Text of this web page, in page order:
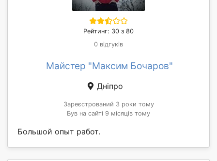
Рейтинг: 30 з 80
0 відгуків
Майстер "Максим Бочаров"
Дніпро
Зареєстрований 3 роки тому
Був на сайті 9 місяців тому
Большой опыт работ.